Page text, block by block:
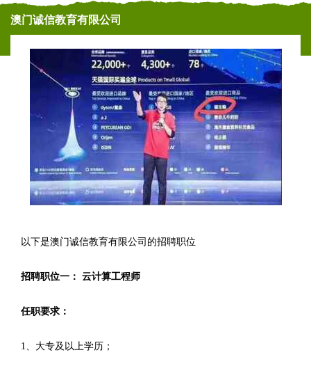
澳门诚信教育有限公司
以下是澳门诚信教育有限公司的招聘职位
招聘职位一： 云计算工程师
任职要求：
1、大专及以上学历；